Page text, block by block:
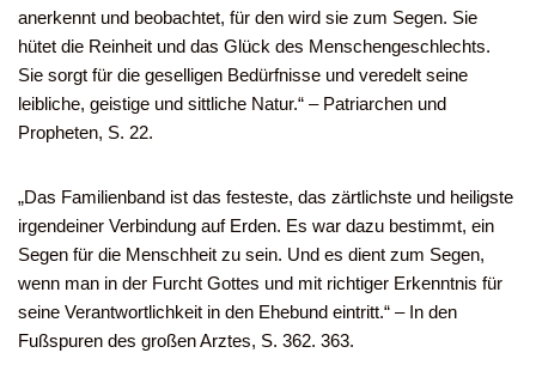
anerkennt und beobachtet, für den wird sie zum Segen. Sie
hütet die Reinheit und das Glück des Menschengeschlechts.
Sie sorgt für die geselligen Bedürfnisse und veredelt seine
leibliche, geistige und sittliche Natur.“ – Patriarchen und
Propheten, S. 22.
„Das Familienband ist das festeste, das zärtlichste und heiligste
irgendeiner Verbindung auf Erden. Es war dazu bestimmt, ein
Segen für die Menschheit zu sein. Und es dient zum Segen,
wenn man in der Furcht Gottes und mit richtiger Erkenntnis für
seine Verantwortlichkeit in den Ehebund eintritt.“ – In den
Fußspuren des großen Arztes, S. 362. 363.